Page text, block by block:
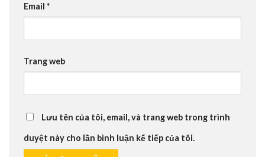
Email *
Trang web
Lưu tên của tôi, email, và trang web trong trình
duyệt này cho lần bình luận kế tiếp của tôi.